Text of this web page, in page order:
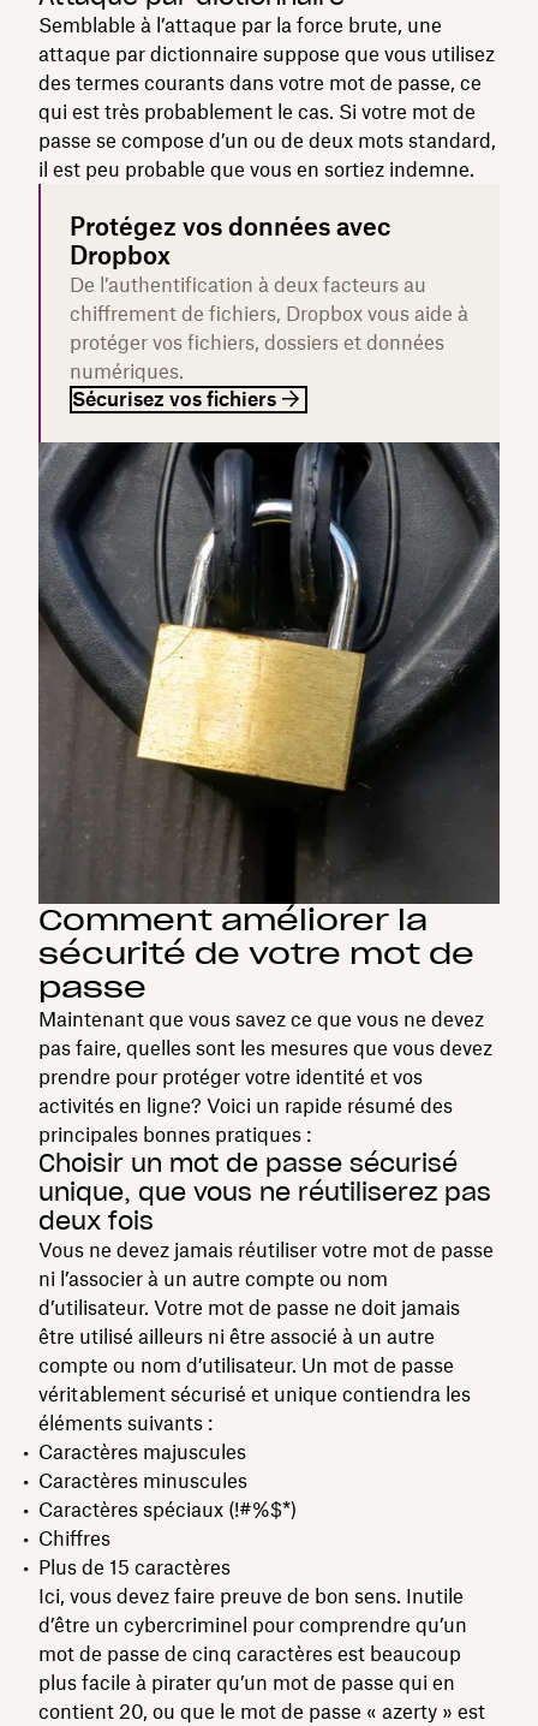
Semblable à l’attaque par la force brute, une
attaque par dictionnaire suppose que vous utilisez
des termes courants dans votre mot de passe, ce
qui est très probablement le cas. Si votre mot de
passe se compose d’un ou de deux mots standard,
il est peu probable que vous en sortiez indemne.
Protégez vos données avec
Dropbox
De l’authentification à deux facteurs au
chiffrement de fichiers, Dropbox vous aide à
protéger vos fichiers, dossiers et données
numériques.
Sécurisez vos fichiers
Comment améliorer la
sécurité de votre mot de
passe
Maintenant que vous savez ce que vous ne devez
pas faire, quelles sont les mesures que vous devez
prendre pour protéger votre identité et vos
activités en ligne? Voici un rapide résumé des
principales bonnes pratiques :
Choisir un mot de passe sécurisé
unique, que vous ne réutiliserez pas
deux fois
Vous ne devez jamais réutiliser votre mot de passe
ni l’associer à un autre compte ou nom
d’utilisateur. Votre mot de passe ne doit jamais
être utilisé ailleurs ni être associé à un autre
compte ou nom d’utilisateur. Un mot de passe
véritablement sécurisé et unique contiendra les
éléments suivants :
Caractères majuscules
Caractères minuscules
Caractères spéciaux (!#%$*)
Chiffres
Plus de 15 caractères
Ici, vous devez faire preuve de bon sens. Inutile
d’être un cybercriminel pour comprendre qu’un
mot de passe de cinq caractères est beaucoup
plus facile à pirater qu’un mot de passe qui en
contient 20, ou que le mot de passe « azerty » est